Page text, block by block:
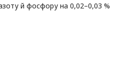
й фосфору на 0,02–0,03 %